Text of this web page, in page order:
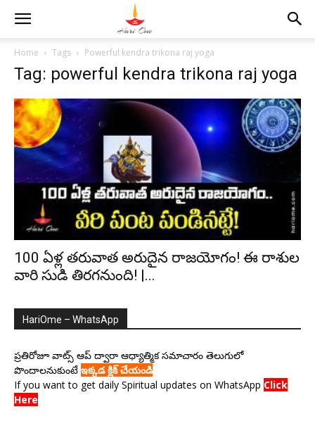
Home Tags Powerful kendra trikona raj yoga
Tag: powerful kendra trikona raj yoga
100 ఏళ్ల తరువాత అరుదైన రాజయోగం! ఈ రాశుల
వారి సుడి తిరగనుంది! |...
HariOme – WhatsApp
ప్రతిరోజూ వాట్స్ ఆప్ ద్వారా ఆధ్యాత్మిక సమాచారం తెలుగులో
పొందాలనుకుంటే ఇక్కడ క్లిక్ చేయండి
If you want to get daily Spiritual updates on WhatsApp Click
Here